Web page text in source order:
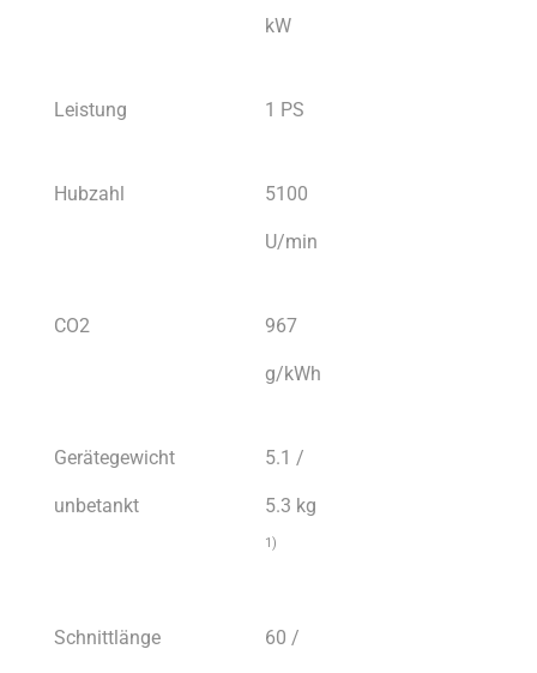
kW
Leistung 1 PS
Hubzahl 5100
U/min
CO2 967
g/kWh
Gerätegewicht
unbetankt
5.1 /
5.3 kg
1)
Schnittlänge 60 /